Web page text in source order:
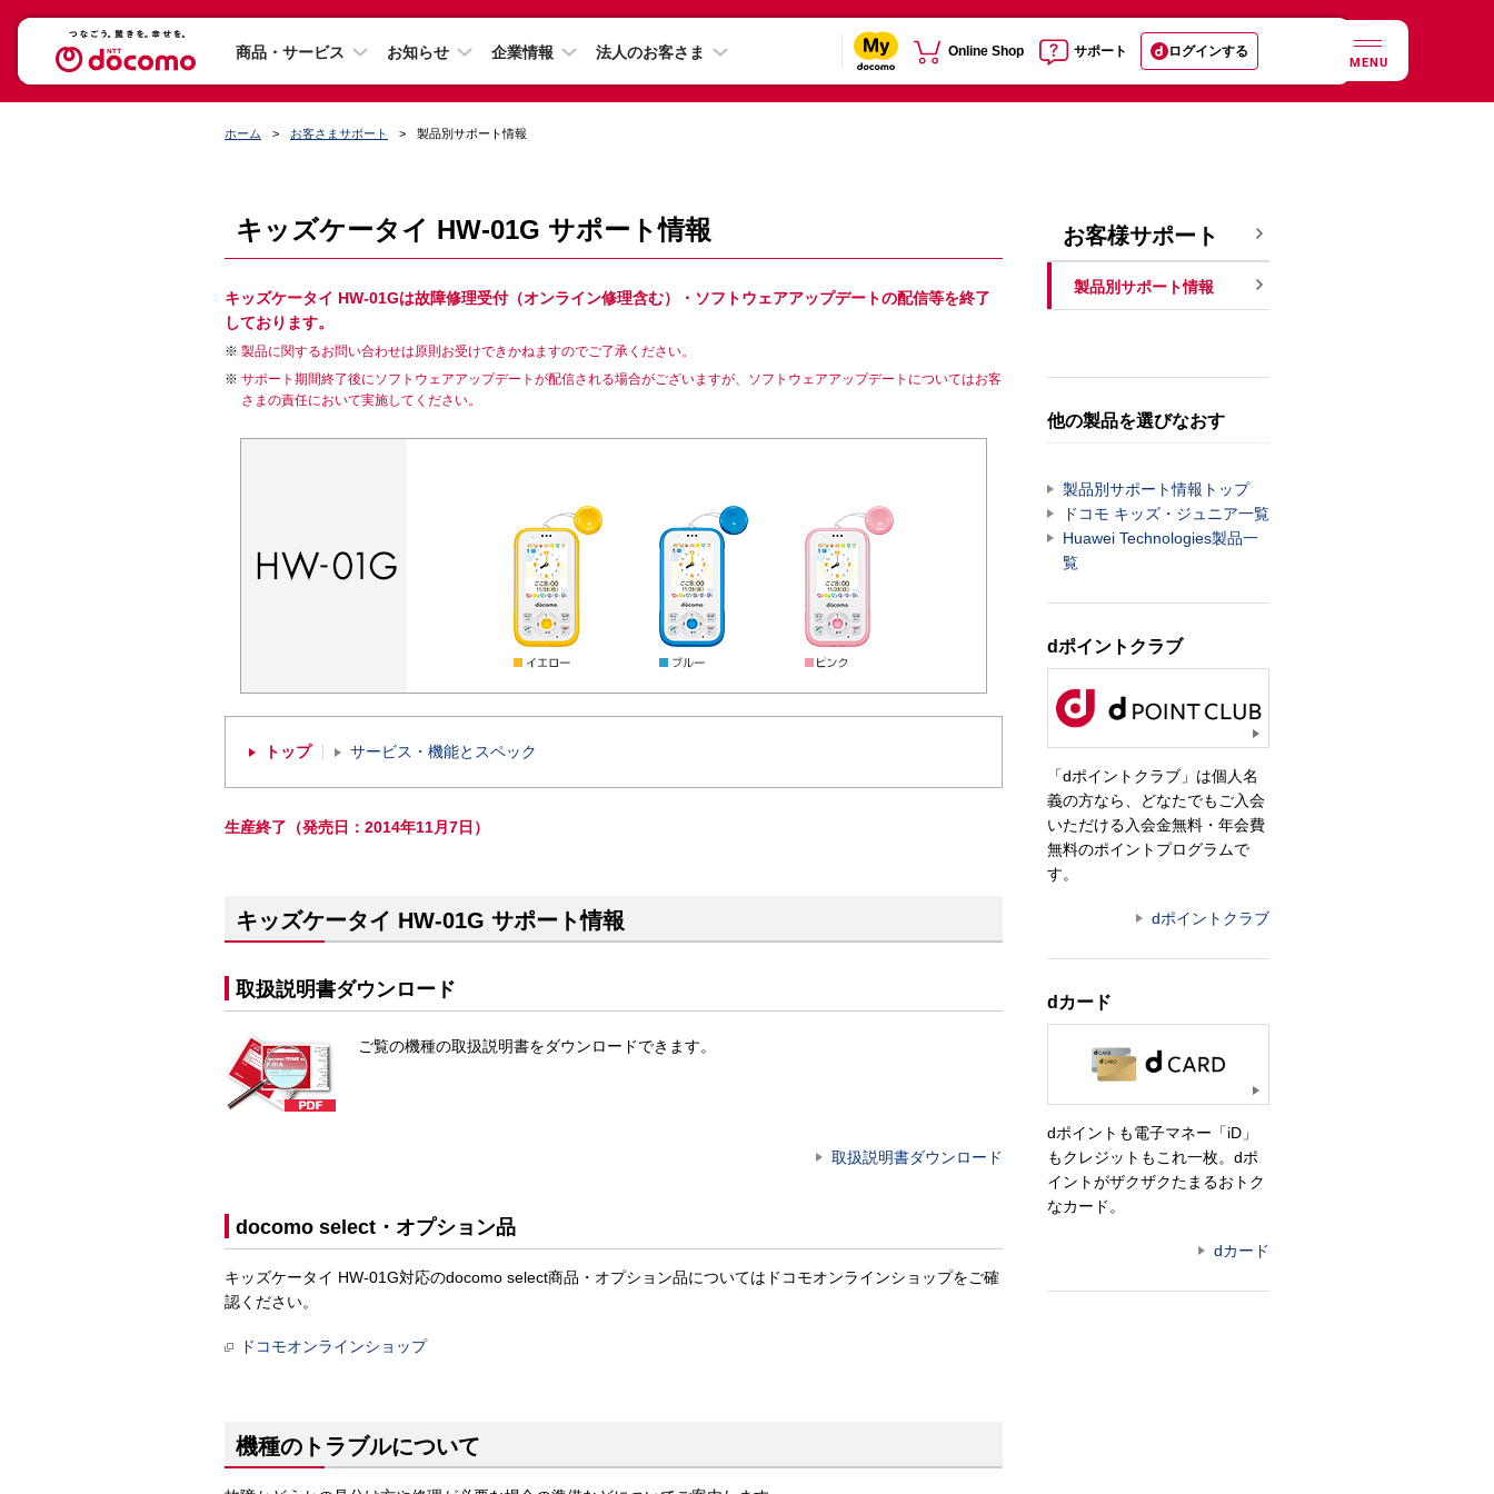
商品・サービス お知らせ 企業情報 法人のお客さま Online Shop サポート ログインする
MENU
ホーム お客さまサポート 製品別サポート情報
キッズケータイ HW-01G サポート情報
キッズケータイ HW-01Gは故障修理受付（オンライン修理含む）・ソフトウェアアップデートの配信等を終了
しております。
製品に関するお問い合わせは原則お受けできかねますのでご了承ください。
サポート期間終了後にソフトウェアアップデートが配信される場合がございますが、ソフトウェアアップデートについてはお客
さまの責任において実施してください。
トップ サービス・機能とスペック
生産終了（発売日：2014年11月7日）
キッズケータイ HW-01G サポート情報
取扱説明書ダウンロード
ご覧の機種の取扱説明書をダウンロードできます。
取扱説明書ダウンロード
docomo select・オプション品
キッズケータイ HW-01G対応のdocomo select商品・オプション品についてはドコモオンラインショップをご確
認ください。
ドコモオンラインショップ
機種のトラブルについて
お客様サポート
製品別サポート情報
他の製品を選びなおす
製品別サポート情報トップ
ドコモ キッズ・ジュニア一覧
Huawei Technologies製品一
覧
dポイントクラブ
「dポイントクラブ」は個人名
義の方なら、どなたでもご入会
いただける入会金無料・年会費
無料のポイントプログラムで
す。
dポイントクラブ
dカード
dポイントも電子マネー「iD」
もクレジットもこれ一枚。dポ
イントがザクザクたまるおトク
なカード。
dカード